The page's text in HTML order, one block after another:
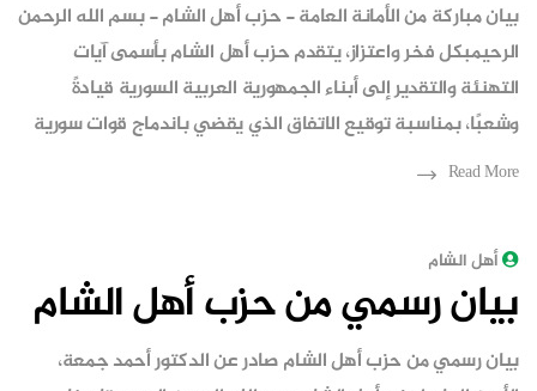
بيان مباركة من الأمانة العامة - حزب أهل الشام - بسم الله الرحمن
الرحيمبكل فخر واعتزاز، يتقدم حزب أهل الشام بأسمى آيات
التهنئة والتقدير إلى أبناء الجمهورية العربية السورية قيادةً
وشعبًا، بمناسبة توقيع الاتفاق الذي يقضي باندماج قوات سورية
Read More
أهل الشام
بيان رسمي من حزب أهل الشام
بيان رسمي من حزب أهل الشام صادر عن الدكتور أحمد جمعة،